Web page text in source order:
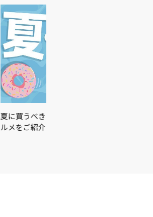
夏に買うべきはこれ☀️🏖🍉この夏を楽しむア
ルメをご紹介♪